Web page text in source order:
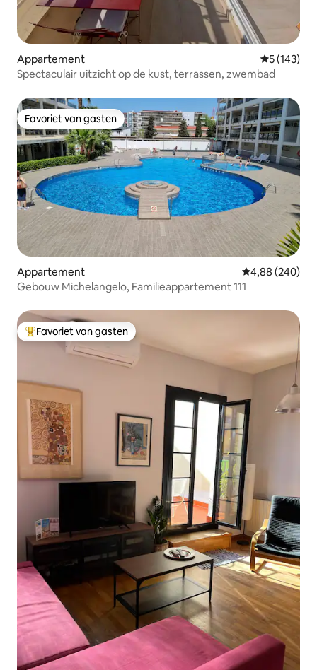
Appartement
5 (143)
Spectaculair uitzicht op de kust, terrassen, zwembad
Favoriet van gasten
Favoriet van gasten
Appartement Gemiddelde
4,88 (240)
Gebouw Michelangelo, Familieappartement 111
Topfavoriet van gasten
Favoriet van gasten